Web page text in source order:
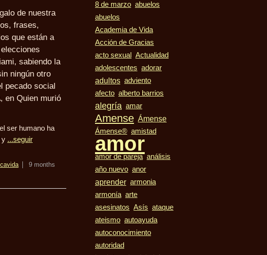
de nuestra
frases,
que están a
sabiendo la
ningún otro
pecado social
en Quien murió
ser humano ha
y ...seguir
vida
9 months
8 de marzo abuelos
abuelos
Academia de Vida
Acción de Gracias
acto sexual
Actualidad
adolescentes adorar
adultos adviento
afecto alberto barrios
alegría amar
Amense Ámense
Ámense® amistad
amor
amor de pareja análisis
año nuevo anor
aprender armonia
armonía arte
asesinatos Asís ataque
ateismo autoayuda
autoconocimiento
autoridad